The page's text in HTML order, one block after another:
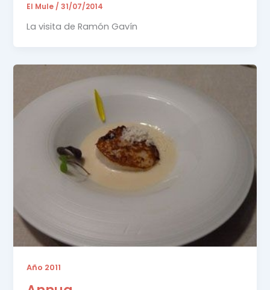
El Mule /31/07/2014
La visita de Ramón Gavín
Año 2011